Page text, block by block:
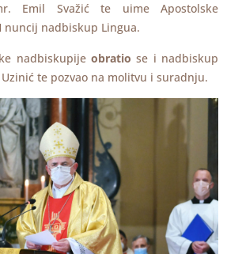
Emil Svažić te uime Apostolske
nuncij nadbiskup Lingua.
nadbiskupije obratio se i nadbiskup
te pozvao na molitvu i suradnju.